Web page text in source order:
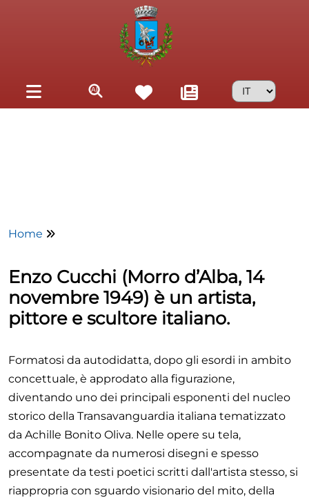
Home
Enzo Cucchi (Morro d’Alba, 14
novembre 1949) è un artista,
pittore e scultore italiano.
Formatosi da autodidatta, dopo gli esordi in ambito
concettuale, è approdato alla figurazione,
diventando uno dei principali esponenti del nucleo
storico della Transavanguardia italiana tematizzato
da Achille Bonito Oliva. Nelle opere su tela,
accompagnate da numerosi disegni e spesso
presentate da testi poetici scritti dall'artista stesso, si
riappropria con sguardo visionario del mito, della